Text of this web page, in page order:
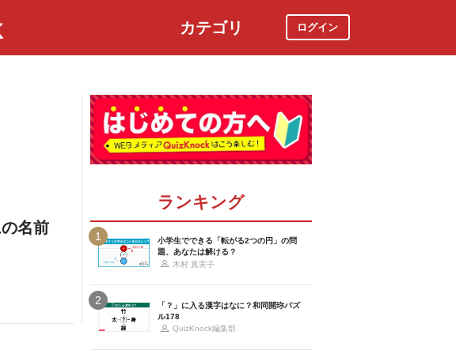
カテゴリ ログイン
名前
ランキング
1
小学生でできる「転がる2つの円」の問
題、あなたは解ける？
木村 真実子
2
「？」に入る漢字はなに？和同開珎パズ
ル178
QuizKnock編集部